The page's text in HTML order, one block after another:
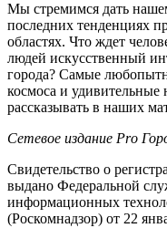
Мы стремимся дать
последних тенденциях
областях. Что ждет
людей искусственный
города? Самые
космоса и
рассказывать в наших
Сетевое издание Рrо
Свидетельство о
выдано Федеральной
информационных
(Роскомнадзор) от 22